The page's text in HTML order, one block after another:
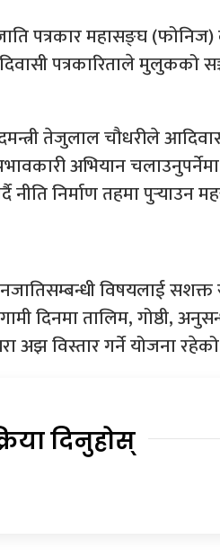
पत्रकार महासङ्घ
पत्रकारिताले मुलुकको
तेजुलाल चौधरीले
अभियान
निर्माण तहमा पुर्‍याउन
विषयलाई सशक्त
तालिम, गोष्ठी,
अझ विस्तार गर्ने योजना
दिनुहोस्